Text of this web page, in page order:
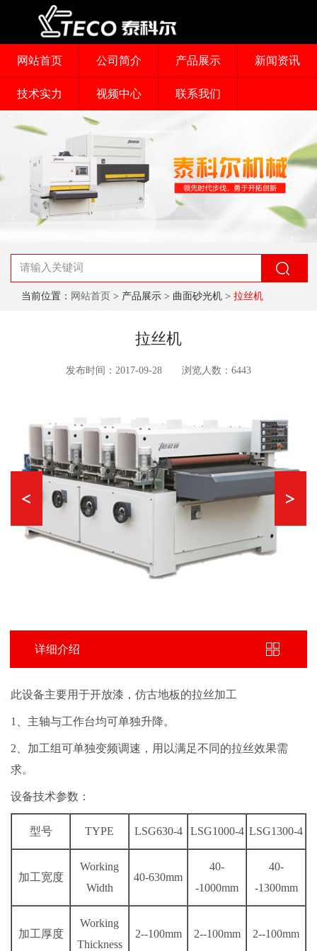
网站首页 公司简介 产品展示 新闻资讯
技术实力 视频中心 联系我们
当前位置： 网站首页 > 产品展示 > 曲面砂光机 > 拉丝机
拉丝机
发布时间：2017-09-28 浏览人数：6443
详细介绍
此设备主要用于开放漆，仿古地板的拉丝加工
1、主轴与工作台均可单独升降。
2、加工组可单独变频调速，用以满足不同的拉丝效果需
求。
设备技术参数：
型号 TYPE LSG630-4 LSG1000-4 LSG1300-4
加工宽度
Working
Width
40-630mm
40-
-1000mm
40-
-1300mm
加工厚度
Working
Thickness
2--100mm 2--100mm 2--100mm